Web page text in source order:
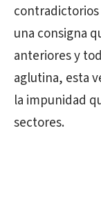
contradictorios
una consigna
anteriores y
aglutina, esta
la impunidad
sectores.